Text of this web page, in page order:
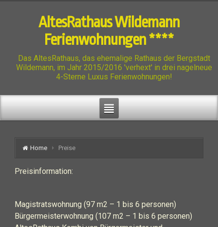
AltesRathaus Wildemann
Ferienwohnungen ****
Das AltesRathaus, das ehemalige Rathaus der Bergstadt
Wildemann, im Jahr 2015/2016 'verhext' in drei nagelneue
4-Sterne Luxus Ferienwohnungen!
Home Preise
Preisinformation:
Magistratswohnung (97 m2 – 1 bis 6 personen)
Bürgermeisterwohnung (107 m2 – 1 bis 6 personen)